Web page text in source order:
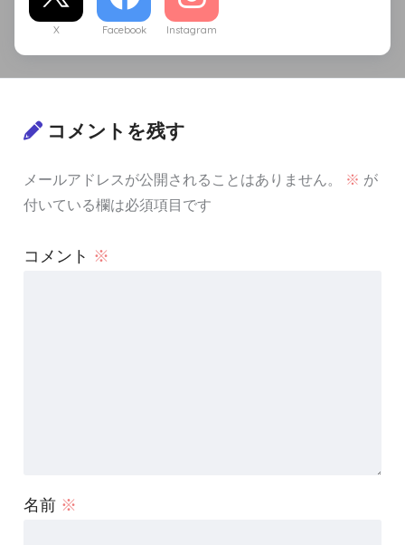
X Facebook Instagram
コメントを残す
メールアドレスが公開されることはありません。 ※ が
付いている欄は必須項目です
コメント ※
名前 ※